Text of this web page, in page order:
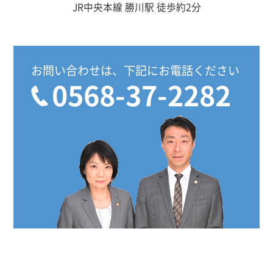
JR中央本線 勝川駅 徒歩約2分
お問い合わせは、下記にお電話ください
0568-37-2282